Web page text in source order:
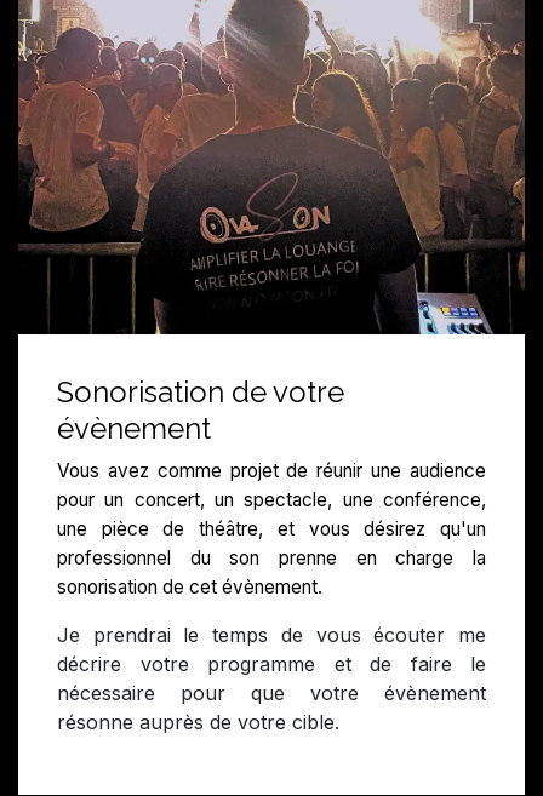
Sonorisation de votre
évènement
Vous avez comme projet de réunir une audience
pour un concert, un spectacle, une conférence,
une pièce de théâtre, et vous désirez qu'un
professionnel du son prenne en charge la
sonorisation de cet évènement.
Je prendrai le temps de vous écouter me
décrire votre programme et de faire le
nécessaire pour que votre évènement
résonne auprès de votre cible.